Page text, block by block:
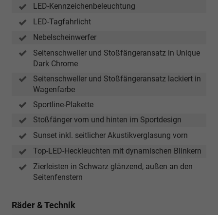
LED-Kennzeichenbeleuchtung
LED-Tagfahrlicht
Nebelscheinwerfer
Seitenschweller und Stoßfängeransatz in Unique
Dark Chrome
Seitenschweller und Stoßfängeransatz lackiert in
Wagenfarbe
Sportline-Plakette
Stoßfänger vorn und hinten im Sportdesign
Sunset inkl. seitlicher Akustikverglasung vorn
Top-LED-Heckleuchten mit dynamischen Blinkern
Zierleisten in Schwarz glänzend, außen an den
Seitenfenstern
Räder & Technik